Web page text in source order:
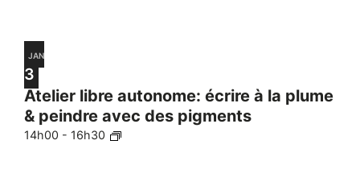
JAN
3
Atelier libre autonome: écrire à la plume
& peindre avec des pigments
14h00 - 16h30